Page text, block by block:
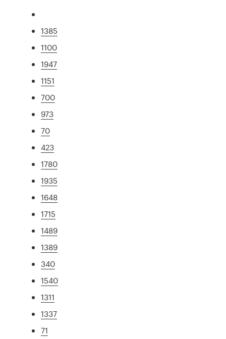
1385
1100
1947
1151
700
973
70
423
1780
1935
1648
1715
1489
1389
340
1540
1311
1337
71